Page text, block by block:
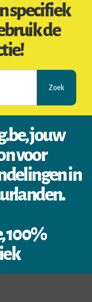
specifiek
de
Zoek
jouw
voor
in
100%